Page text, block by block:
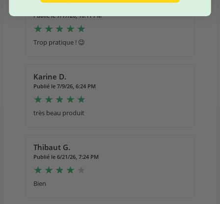
Nathalie D.
Publié le 7/17/26, 10:11 PM
Trop pratique ! 😉
Karine D.
Publié le 7/9/26, 6:24 PM
très beau produit
Thibaut G.
Publié le 6/21/26, 7:24 PM
Bien